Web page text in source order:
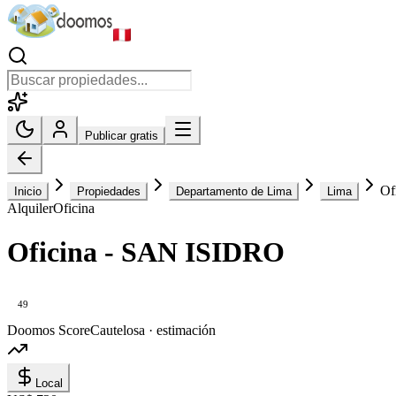
Publicar gratis
Inicio Propiedades Departamento de Lima Lima
AlquilerOficina
Oficina - SAN ISIDRO
49
Doomos ScoreCautelosa · estimación
Local